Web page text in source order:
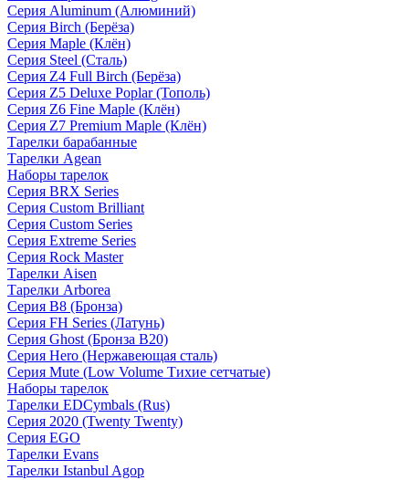
Серия Aluminum (Алюминий)
Серия Birch (Берёза)
Серия Maple (Клён)
Серия Steel (Сталь)
Серия Z4 Full Birch (Берёза)
Серия Z5 Deluxe Poplar (Тополь)
Серия Z6 Fine Maple (Клён)
Серия Z7 Premium Maple (Клён)
Тарелки барабанные
Тарелки Agean
Наборы тарелок
Серия BRX Series
Серия Custom Brilliant
Серия Custom Series
Серия Extreme Series
Серия Rock Master
Тарелки Aisen
Тарелки Arborea
Серия B8 (Бронза)
Серия FH Series (Латунь)
Серия Ghost (Бронза B20)
Серия Hero (Нержавеющая сталь)
Серия Mute (Low Volume Тихие сетчатые)
Наборы тарелок
Тарелки EDCymbals (Rus)
Серия 2020 (Twenty Twenty)
Серия EGO
Тарелки Evans
Тарелки Istanbul Agop